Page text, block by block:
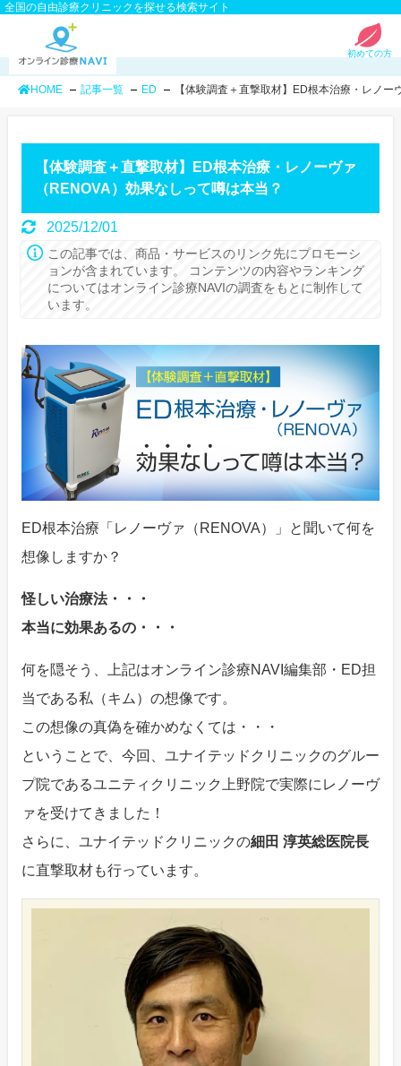
全国の自由診療クリニックを探せる検索サイト
初めての方
HOME 記事一覧 ED 【体験調査＋直撃取材】ED根本治療・レノ
【体験調査＋直撃取材】ED根本治療・レノーヴァ
（RENOVA）効果なしって噂は本当？
2025/12/01
ED根本治療「レノーヴァ（RENOVA）」と聞いて何を
想像しますか？
怪しい治療法・・・
本当に効果あるの・・・
何を隠そう、上記はオンライン診療NAVI編集部・ED担
当である私（キム）の想像です。
この想像の真偽を確かめなくては・・・
ということで、今回、ユナイテッドクリニックのグルー
プ院であるユニティクリニック上野院で実際にレノーヴ
ァを受けてきました！
さらに、ユナイテッドクリニックの細田 淳英総医院長
に直撃取材も行っています。